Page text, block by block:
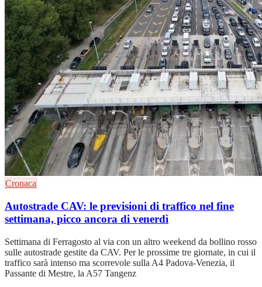
Cronaca
Autostrade CAV: le previsioni di traffico nel fine
settimana, picco ancora di venerdì
Settimana di Ferragosto al via con un altro weekend da bollino rosso
sulle autostrade gestite da CAV. Per le prossime tre giornate, in cui il
traffico sarà intenso ma scorrevole sulla A4 Padova-Venezia, il
Passante di Mestre, la A57 Tangenz